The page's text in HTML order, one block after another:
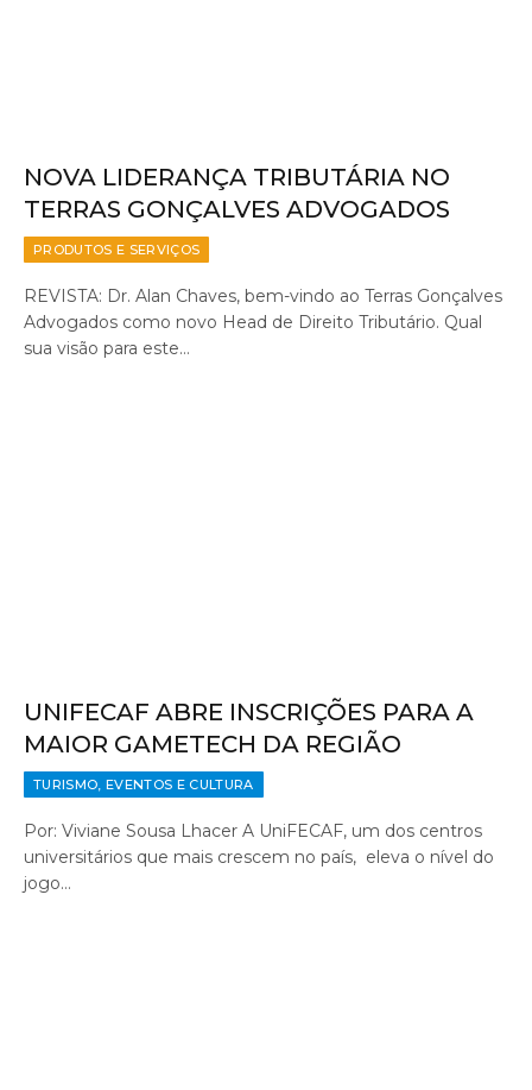
NOVA LIDERANÇA TRIBUTÁRIA NO
TERRAS GONÇALVES ADVOGADOS
PRODUTOS E SERVIÇOS
REVISTA: Dr. Alan Chaves, bem-vindo ao Terras Gonçalves
Advogados como novo Head de Direito Tributário. Qual
sua visão para este…
UNIFECAF ABRE INSCRIÇÕES PARA A
MAIOR GAMETECH DA REGIÃO
TURISMO, EVENTOS E CULTURA
Por: Viviane Sousa Lhacer A UniFECAF, um dos centros
universitários que mais crescem no país, eleva o nível do
jogo…